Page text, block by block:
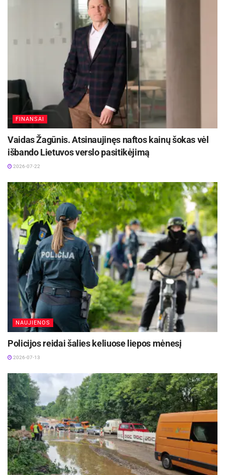
FINANSAI
Vaidas Žagūnis. Atsinaujinęs naftos kainų šokas vėl
išbando Lietuvos verslo pasitikėjimą
2026-07-22
NAUJIENOS
Policijos reidai šalies keliuose liepos mėnesį
2026-07-13